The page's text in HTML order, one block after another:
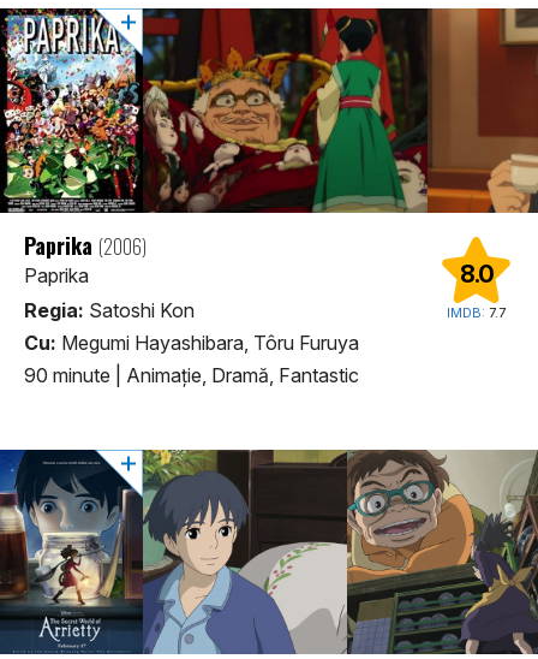
8.0
IMDB: 7.7
Paprika (2006)
Paprika
Regia: Satoshi Kon
Cu: Megumi Hayashibara, Tôru Furuya
90 minute
Animaţie, Dramă, Fantastic